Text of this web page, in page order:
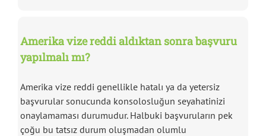
Amerika vize reddi aldıktan sonra başvuru
yapılmalı mı?
Amerika vize reddi genellikle hatalı ya da yetersiz
başvurular sonucunda konsolosluğun seyahatinizi
onaylamaması durumudur. Halbuki başvuruların pek
çoğu bu tatsız durum oluşmadan olumlu